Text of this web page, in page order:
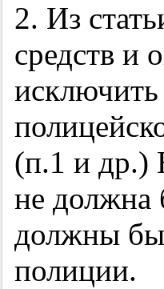
2. Из
средств и
(п.1 и др.)
не должна
должны
полиции.